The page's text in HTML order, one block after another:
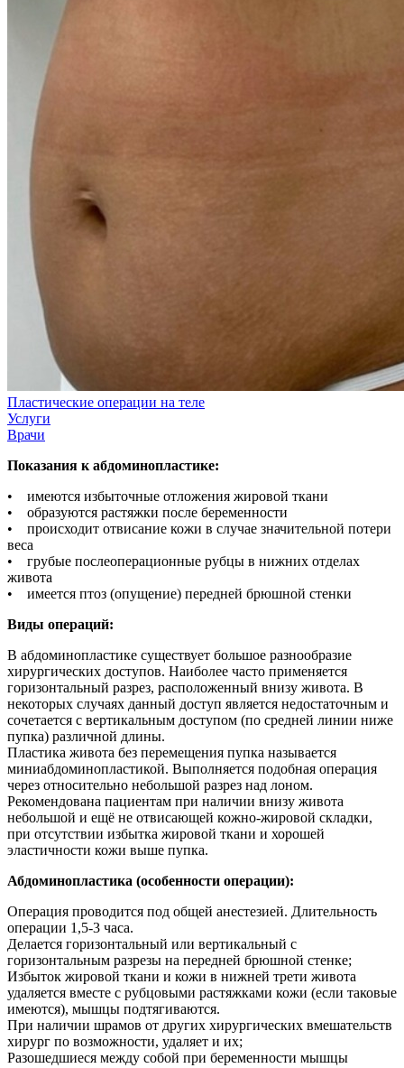
Пластические операции на теле
Услуги
Врачи
Показания к абдоминопластике:
• имеются избыточные отложения жировой ткани
• образуются растяжки после беременности
• происходит отвисание кожи в случае значительной потери
веса
• грубые послеоперационные рубцы в нижних отделах
живота
• имеется птоз (опущение) передней брюшной стенки
Виды операций:
В абдоминопластике существует большое разнообразие
хирургических доступов. Наиболее часто применяется
горизонтальный разрез, расположенный внизу живота. В
некоторых случаях данный доступ является недостаточным и
сочетается с вертикальным доступом (по средней линии ниже
пупка) различной длины.
Пластика живота без перемещения пупка называется
миниабдоминопластикой. Выполняется подобная операция
через относительно небольшой разрез над лоном.
Рекомендована пациентам при наличии внизу живота
небольшой и ещё не отвисающей кожно-жировой складки,
при отсутствии избытка жировой ткани и хорошей
эластичности кожи выше пупка.
Абдоминопластика (особенности операции):
Операция проводится под общей анестезией. Длительность
операции 1,5-3 часа.
Делается горизонтальный или вертикальный с
горизонтальным разрезы на передней брюшной стенке;
Избыток жировой ткани и кожи в нижней трети живота
удаляется вместе с рубцовыми растяжками кожи (если таковые
имеются), мышцы подтягиваются.
При наличии шрамов от других хирургических вмешательств
хирург по возможности, удаляет и их;
Разошедшиеся между собой при беременности мышцы